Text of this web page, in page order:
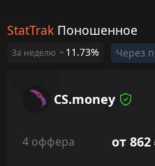
StatTrak Поношенное
За неделю 11.73% Через
CS.money
4 оффера от 862